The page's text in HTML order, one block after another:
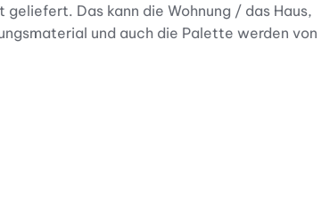
Das kann die Wohnung / das Haus,
und auch die Palette werden von